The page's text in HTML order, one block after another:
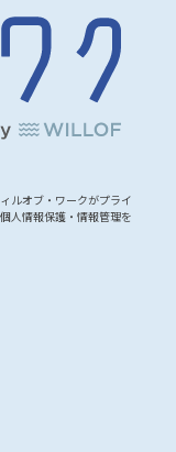
ルオブ・ワークがプライ
人情報保護・情報管理を